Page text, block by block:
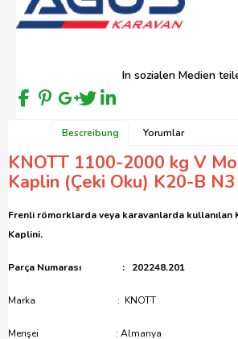
In sozialen Medien
Bescreibung Yorumlar
KNOTT 1100-2000 kg V
Kaplin (Çeki Oku) K20-B N3
Frenli römorklarda veya karavanlarda kullanılan
Kaplini.
Parça Numarası : 202248.201
Marka : KNOTT
Menşei : Almanya